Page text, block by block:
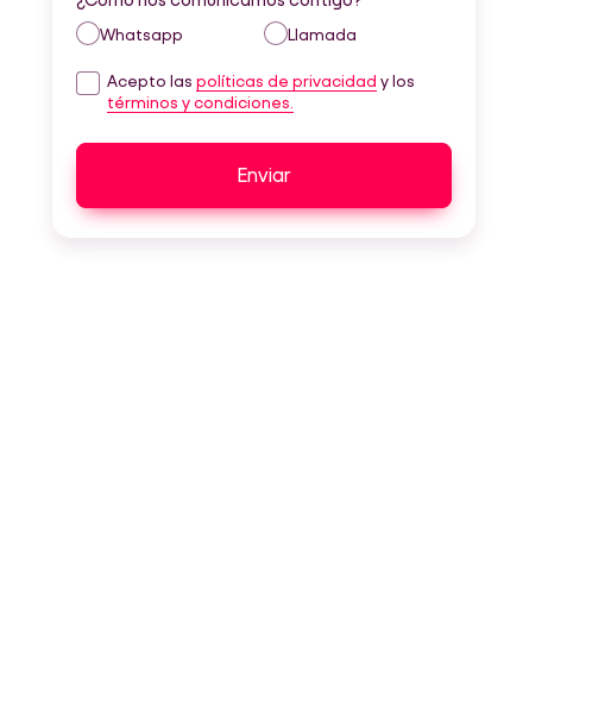
Whatsapp Llamada
Acepto las políticas de privacidad y los
términos y condiciones.
Enviar